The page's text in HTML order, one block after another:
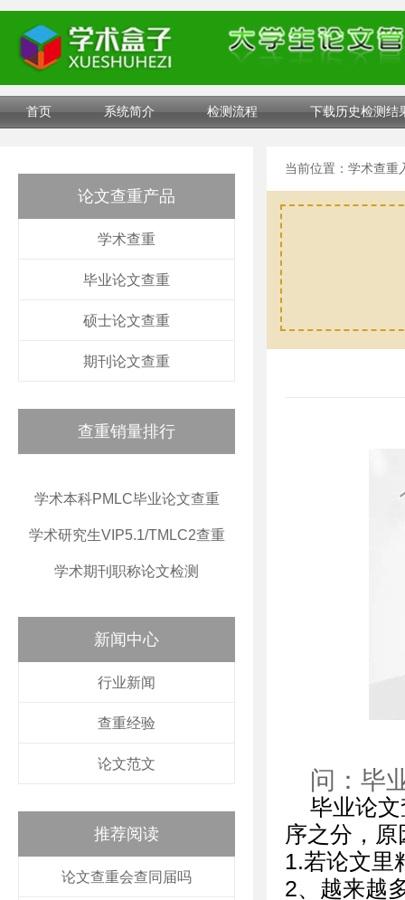
首页 系统简介 检测流程 下载历史检测结
论文查重产品
学术查重
毕业论文查重
硕士论文查重
期刊论文查重
查重销量排行
学术本科PMLC毕业论文查重
学术研究生VIP5.1/TMLC2查重
学术期刊职称论文检测
新闻中心
行业新闻
查重经验
论文范文
推荐阅读
论文查重会查同届吗
当前位置： 学术查重
问：毕
毕业论
序之分，
1.若论文里
2、越来越